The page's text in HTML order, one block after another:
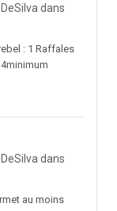
dans
: 1 Raffales
dans
au moins